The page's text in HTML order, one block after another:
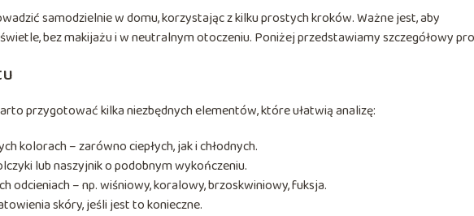
samodzielnie w domu, korzystając z kilku prostych kroków. Ważne jest, aby
bez makijażu i w neutralnym otoczeniu. Poniżej przedstawiamy szczegółowy
przygotować kilka niezbędnych elementów, które ułatwią analizę:
kolorach – zarówno ciepłych, jak i chłodnych.
lub naszyjnik o podobnym wykończeniu.
odcieniach – np. wiśniowy, koralowy, brzoskwiniowy, fuksja.
skóry, jeśli jest to konieczne.